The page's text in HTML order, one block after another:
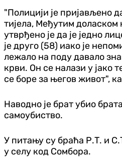
"Полицији је пријављено
тијела, Међутим доласком
утврђено је да је једно
је друго (58) иако је
лежало на поду давало
крви. Он се налази у јако
се боре за његов живот",
Наводно је брат убио
самоубиство.
У питању су браћа Р.Т. и
у селу код Сомбора.